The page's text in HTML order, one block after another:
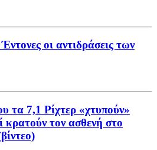
οι αντιδράσεις των
τα 7,1 Ρίχτερ «χτυπούν»
κρατούν τον ασθενή στο